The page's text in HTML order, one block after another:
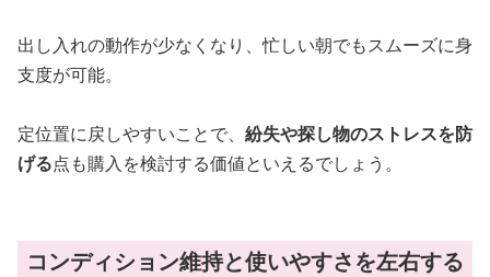
出し入れの動作が少なくなり、忙しい朝でもスムーズに身
支度が可能。
定位置に戻しやすいことで、 紛失や探し物のストレスを防
げる点も購入を検討する価値といえるでしょう。
コンディション維持と使いやすさを左右する